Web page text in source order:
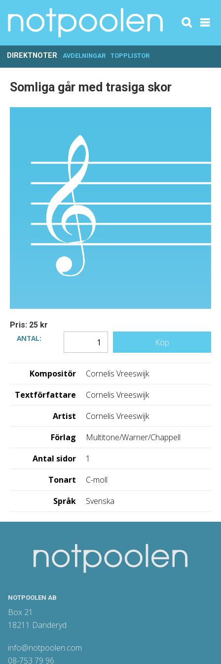
DIREKTNOTER AVDELNINGAR TOPPLISTOR
Somliga går med trasiga skor
Pris: 25 kr
ANTAL:
Köp
Kompositör
Cornelis Vreeswijk
Textförfattare
Cornelis Vreeswijk
Artist
Cornelis Vreeswijk
Förlag
Multitone/Warner/Chappell
Antal sidor
1
Tonart
C-moll
Språk
Svenska
NOTPOOLEN AB
Box 21
18211 Danderyd
info@notpoolen.com
08-753 79 96